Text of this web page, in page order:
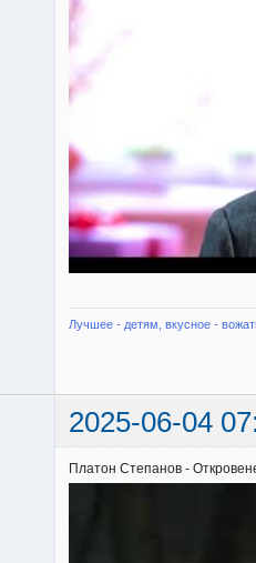
Лучшее - детям, вкусное -
2025-06-04
Платон Степанов -